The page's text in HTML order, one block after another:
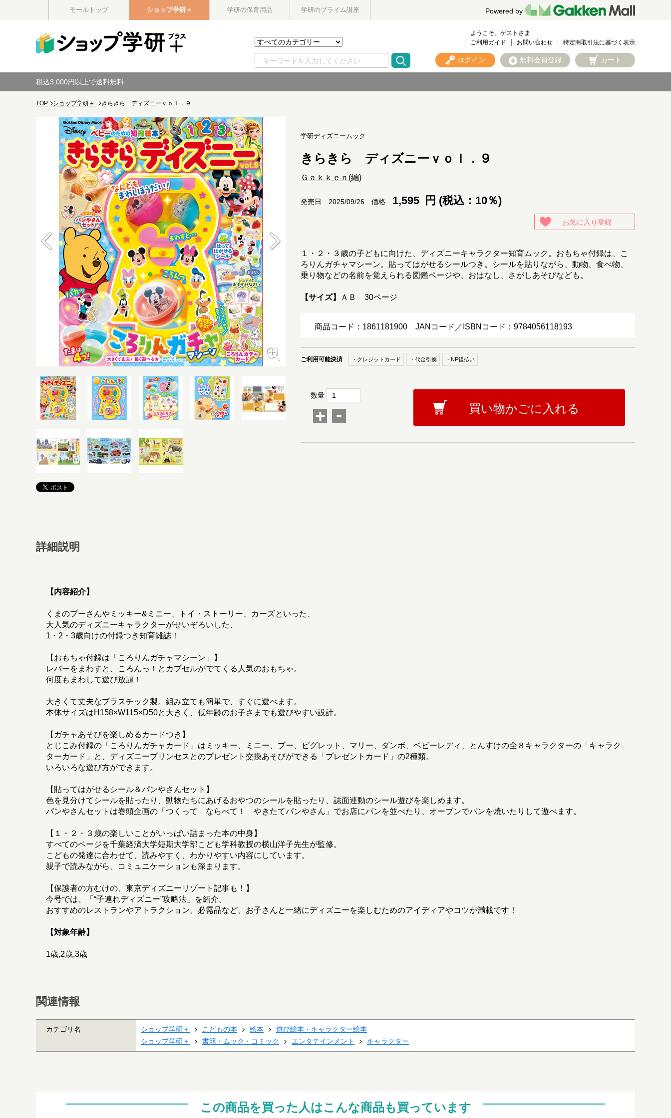
モールトップ ショップ学研＋ 学研の保育用品 学研のプライム講座 Powered by
ようこそ、ゲストさま
ご利用ガイド
お問い合わせ 特定商取引法に基づく表示
ログイン 無料会員登録 カート
税込3,000円以上で送料無料
TOP ショップ学研＋ きらきら ディズニーｖｏｌ．９
学研ディズニームック
きらきら ディズニーｖｏｌ．９
Ｇａｋｋｅｎ (編)
発売日 2025/09/26 価格 1,595 円 (税込：10％)
お気に入り登録
１・２・３歳の子どもに向けた、ディズニーキャラクター知育ムック。おもちゃ付録は、こ
ろりんガチャマシーン。貼ってはがせるシールつき。シールを貼りながら、動物、食べ物、
乗り物などの名前を覚えられる図鑑ページや、おはなし、さがしあそびなども。
【サイズ】 ＡＢ 30ページ
商品コード：1861181900 JANコード／ISBNコード：9784056118193
ご利用可能決済 ・クレジットカード ・代金引換 ・NP後払い
数量
+ - 買い物かごに入れる
詳細説明
【内容紹介】
くまのプーさんやミッキー&ミニー、トイ・ストーリー、カーズといった、
大人気のディズニーキャラクターがせいぞろいした、
1・2・3歳向けの付録つき知育雑誌！
【おもちゃ付録は「ころりんガチャマシーン」】
レバーをまわすと、ころんっ！とカプセルがでてくる人気のおもちゃ。
何度もまわして遊び放題！
大きくて丈夫なプラスチック製。組み立ても簡単で、すぐに遊べます。
本体サイズはH158×W115×D50と大きく、低年齢のお子さまでも遊びやすい設計。
【ガチャあそびを楽しめるカードつき】
とじこみ付録の「ころりんガチャカード」はミッキー、ミニー、プー、ピグレット、マリー、ダンボ、ベビーレディ、とんすけの全８キャラクターの「キャラク
ターカード」と、ディズニープリンセスとのプレゼント交換あそびができる「プレゼントカード」の2種類。
いろいろな遊び方ができます。
【貼ってはがせるシール＆パンやさんセット】
色を見分けてシールを貼ったり、動物たちにあげるおやつのシールを貼ったり、誌面連動のシール遊びを楽しめます。
パンやさんセットは巻頭企画の「つくって ならべて！ やきたてパンやさん」でお店にパンを並べたり、オーブンでパンを焼いたりして遊べます。
【１・２・３歳の楽しいことがいっぱい詰まった本の中身】
すべてのページを千葉経済大学短期大学部こども学科教授の横山洋子先生が監修。
こどもの発達に合わせて、読みやすく、わかりやすい内容にしています。
親子で読みながら、コミュニケーションも深まります。
【保護者の方むけの、東京ディズニーリゾート記事も！】
今号では、「“子連れディズニー”攻略法」を紹介。
おすすめのレストランやアトラクション、必需品など、お子さんと一緒にディズニーを楽しむためのアイディアやコツが満載です！
【対象年齢】
1歳,2歳,3歳
関連情報
カテゴリ名 ショップ学研＋ こどもの本 絵本
遊び絵本・キャラクター絵本
ショップ学研＋
書籍・ムック・コミック エンタテインメント キャラクター
この商品を買った人はこんな商品も買っています